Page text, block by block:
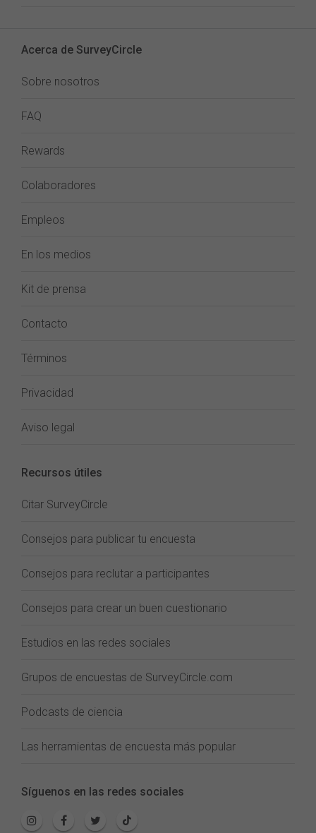
Acerca de SurveyCircle
Sobre nosotros
FAQ
Rewards
Colaboradores
Empleos
En los medios
Kit de prensa
Contacto
Términos
Privacidad
Aviso legal
Recursos útiles
Citar SurveyCircle
Consejos para publicar tu encuesta
Consejos para reclutar a participantes
Consejos para crear un buen cuestionario
Estudios en las redes sociales
Grupos de encuestas de SurveyCircle.com
Podcasts de ciencia
Las herramientas de encuesta más popular
Síguenos en las redes sociales